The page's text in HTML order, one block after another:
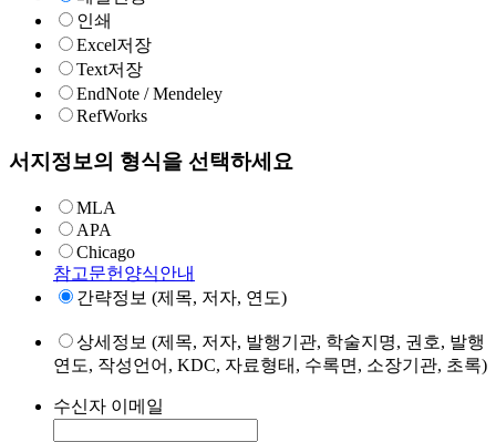
인쇄
Excel저장
Text저장
EndNote / Mendeley
RefWorks
서지정보의 형식을 선택하세요
MLA
APA
Chicago
참고문헌양식안내
간략정보 (제목, 저자, 연도)
상세정보 (제목, 저자, 발행기관, 학술지명, 권호, 발행
연도, 작성언어, KDC, 자료형태, 수록면, 소장기관, 초록)
수신자 이메일